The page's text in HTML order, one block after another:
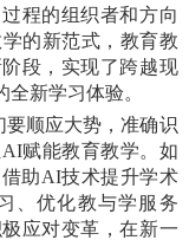
程的组织者和方向
的新范式，教育教
段，实现了跨越现
新学习体验。
顺应大势，准确识
赋能教育教学。如
助AI技术提升学术
、优化教与学服务
应对变革，在新一